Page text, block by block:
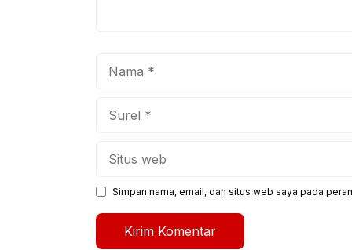
Simpan nama, email, dan situs web saya pada